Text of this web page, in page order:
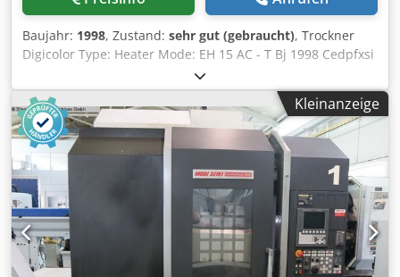
Baujahr: 1998, Zustand: sehr gut (gebraucht), Trockner
Digicolor Type: Heater Mode: EH 15 AC - T Bj 1998 Cedpfxsi
T Hzze Agfjrf Plus,Sauger Geräte
Kleinanzeige